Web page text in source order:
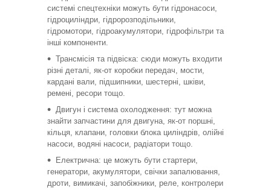
системі спецтехніки можуть бути гідронасоси,
гідроциліндри, гідророзподільники,
гідромотори, гідроакумулятори, гідрофільтри та
інші компоненти.
Трансмісія та підвіска: сюди можуть входити
різні деталі, як-от коробки передач, мости,
кардані вали, підшипники, шестерні, шківи,
ремені, ресори тощо.
Двигун і система охолодження: тут можна
знайти запчастини для двигуна, як-от поршні,
кільця, клапани, головки блока циліндрів, олійні
насоси, водяні насоси, радіатори тощо.
Електрична: це можуть бути стартери,
генератори, акумулятори, свічки запалювання,
дроти, вимикачі, запобіжники, реле, контролери